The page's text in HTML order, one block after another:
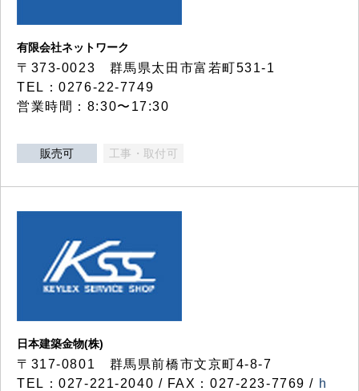
有限会社ネットワーク
〒373-0023 群馬県太田市富若町531-1
TEL：0276-22-7749
営業時間：8:30〜17:30
販売可 工事・取付可
日本建築金物(株)
〒317‐0801 群馬県前橋市文京町4-8-7
TEL：027-221-2040 / FAX：027-223-7769 / h